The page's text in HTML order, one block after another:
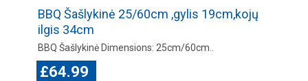
BBQ Šašlykinė 25/60cm ,gylis 19cm,kojų
ilgis 34cm
BBQ Šašlykinė Dimensions: 25cm/60cm..
£64.99